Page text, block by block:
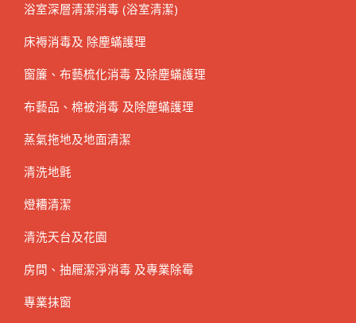
浴室深層清潔消毒 (浴室清潔)
床褥消毒及 除塵蟎護理
窗簾、布藝梳化消毒 及除塵蟎護理
布藝品、棉被消毒 及除塵蟎護理
蒸氣拖地及地面清潔
清洗地氈
燈糟清潔
清洗天台及花園
房間、抽屜潔淨消毒 及專業除霉
專業抹窗